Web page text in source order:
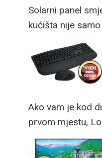
Solarni panel
kućišta nije
dio koncepta
energiju
rad.
Ako vam je kod
prvom mjestu,
kombinaciju
funkcijama.